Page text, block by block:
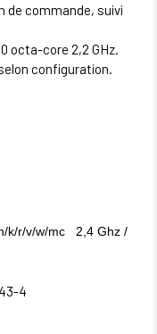
de commande, suivi
octa-core 2,2 GHz.
configuration.
k/r/v/w/mc 2,4 Ghz /
4